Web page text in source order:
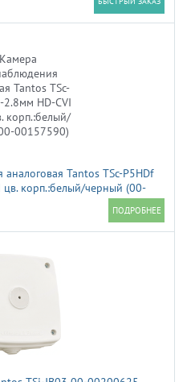
Tantos TSc-P5HDf
цв. корп.:белый/черный (00-